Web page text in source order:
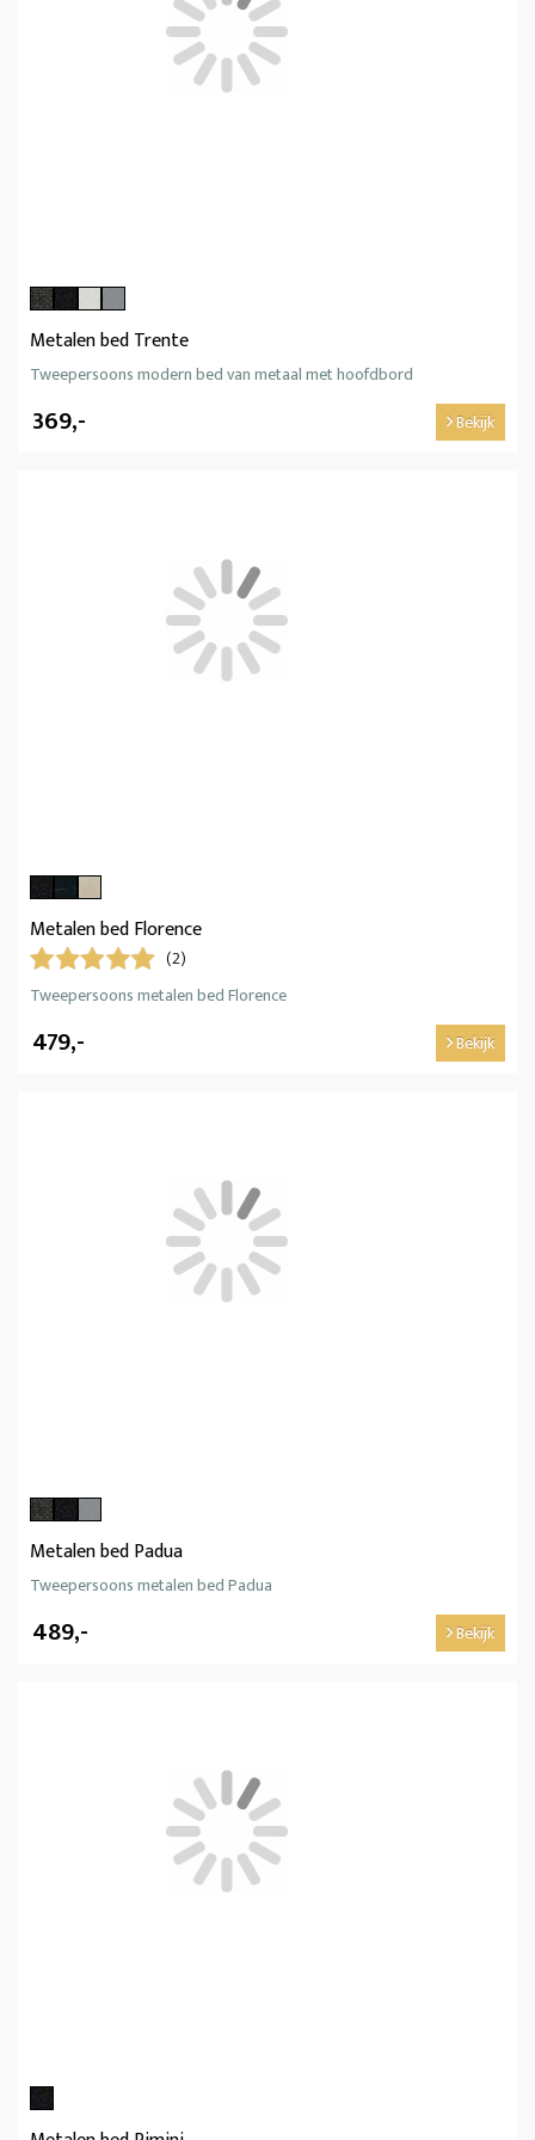
Metalen bed Trente
Tweepersoons modern bed van metaal met hoofdbord
369,- Bekijk
Metalen bed Florence
(2)
Tweepersoons metalen bed Florence
479,- Bekijk
Metalen bed Padua
Tweepersoons metalen bed Padua
489,- Bekijk